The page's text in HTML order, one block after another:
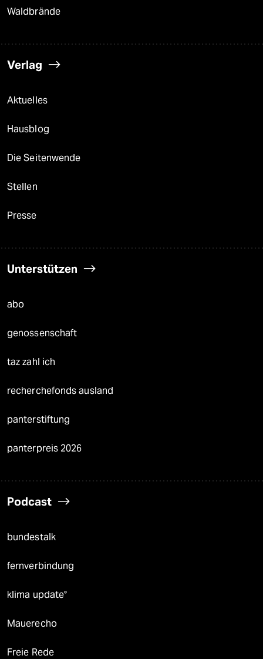
Waldbrände
Verlag
Aktuelles
Hausblog
Die Seitenwende
Stellen
Presse
Unterstützen
abo
genossenschaft
taz zahl ich
recherchefonds ausland
panterstiftung
panterpreis 2026
Podcast
bundestalk
fernverbindung
klima update°
Mauerecho
Freie Rede